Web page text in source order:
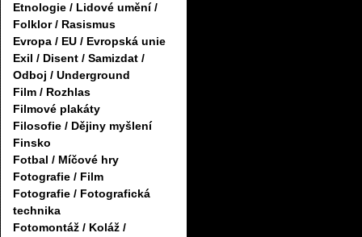
Etnologie / Lidové umění /
Folklor / Rasismus
Evropa / EU / Evropská unie
Exil / Disent / Samizdat /
Odboj / Underground
Film / Rozhlas
Filmové plakáty
Filosofie / Dějiny myšlení
Finsko
Fotbal / Míčové hry
Fotografie / Film
Fotografie / Fotografická
technika
Fotomontáž / Koláž /